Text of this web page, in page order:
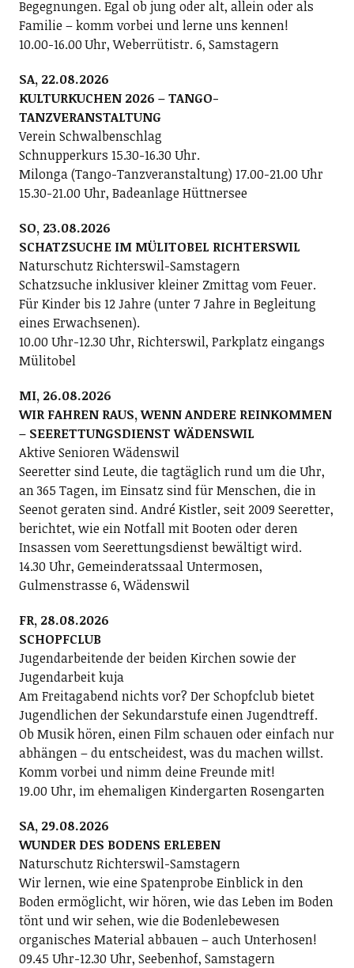
Begegnungen. Egal ob jung oder alt, allein oder als
Familie – komm vorbei und lerne uns kennen!
10.00-16.00 Uhr, Weberrütistr. 6, Samstagern
SA, 22.08.2026
KULTURKUCHEN 2026 – TANGO-
TANZVERANSTALTUNG
Verein Schwalbenschlag
Schnupperkurs 15.30-16.30 Uhr.
Milonga (Tango-Tanzveranstaltung) 17.00-21.00 Uhr
15.30-21.00 Uhr, Badeanlage Hüttnersee
SO, 23.08.2026
SCHATZSUCHE IM MÜLITOBEL RICHTERSWIL
Naturschutz Richterswil-Samstagern
Schatzsuche inklusiver kleiner Zmittag vom Feuer.
Für Kinder bis 12 Jahre (unter 7 Jahre in Begleitung
eines Erwachsenen).
10.00 Uhr-12.30 Uhr, Richterswil, Parkplatz eingangs
Mülitobel
MI, 26.08.2026
WIR FAHREN RAUS, WENN ANDERE REINKOMMEN
– SEERETTUNGSDIENST WÄDENSWIL
Aktive Senioren Wädenswil
Seeretter sind Leute, die tagtäglich rund um die Uhr,
an 365 Tagen, im Einsatz sind für Menschen, die in
Seenot geraten sind. André Kistler, seit 2009 Seeretter,
berichtet, wie ein Notfall mit Booten oder deren
Insassen vom Seerettungsdienst bewältigt wird.
14.30 Uhr, Gemeinderatssaal Untermosen,
Gulmenstrasse 6, Wädenswil
FR, 28.08.2026
SCHOPFCLUB
Jugendarbeitende der beiden Kirchen sowie der
Jugendarbeit kuja
Am Freitagabend nichts vor? Der Schopfclub bietet
Jugendlichen der Sekundarstufe einen Jugendtreff.
Ob Musik hören, einen Film schauen oder einfach nur
abhängen – du entscheidest, was du machen willst.
Komm vorbei und nimm deine Freunde mit!
19.00 Uhr, im ehemaligen Kindergarten Rosengarten
SA, 29.08.2026
WUNDER DES BODENS ERLEBEN
Naturschutz Richterswil-Samstagern
Wir lernen, wie eine Spatenprobe Einblick in den
Boden ermöglicht, wir hören, wie das Leben im Boden
tönt und wir sehen, wie die Bodenlebewesen
organisches Material abbauen – auch Unterhosen!
09.45 Uhr-12.30 Uhr, Seebenhof, Samstagern